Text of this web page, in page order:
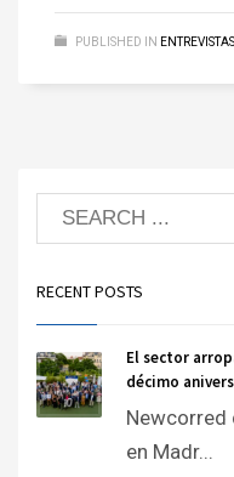
PUBLISHED IN ENTREVISTAS
RECENT POSTS
El sector
décimo
Newcorred
en Madr...